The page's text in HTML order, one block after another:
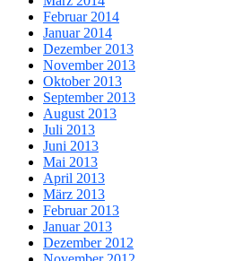
Februar 2014
Januar 2014
Dezember 2013
November 2013
Oktober 2013
September 2013
August 2013
Juli 2013
Juni 2013
Mai 2013
April 2013
März 2013
Februar 2013
Januar 2013
Dezember 2012